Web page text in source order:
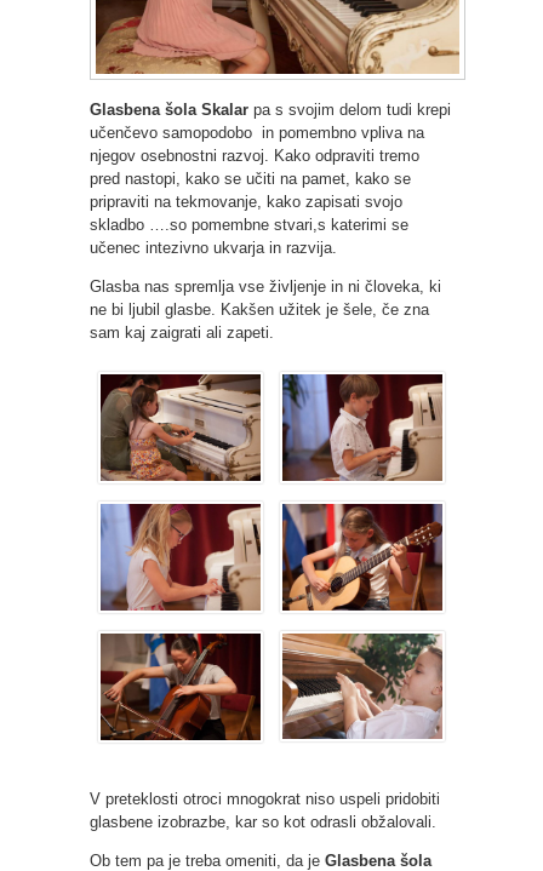
Glasbena šola Skalar pa s svojim delom tudi krepi
učenčevo samopodobo in pomembno vpliva na
njegov osebnostni razvoj. Kako odpraviti tremo
pred nastopi, kako se učiti na pamet, kako se
pripraviti na tekmovanje, kako zapisati svojo
skladbo ….so pomembne stvari,s katerimi se
učenec intezivno ukvarja in razvija.
Glasba nas spremlja vse življenje in ni človeka, ki
ne bi ljubil glasbe. Kakšen užitek je šele, če zna
sam kaj zaigrati ali zapeti.
V preteklosti otroci mnogokrat niso uspeli pridobiti
glasbene izobrazbe, kar so kot odrasli obžalovali.
Ob tem pa je treba omeniti, da je Glasbena šola